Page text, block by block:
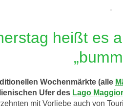
heißt es
Wochenmärkte (alle
Ufer des Lago
mit Vorliebe auch von